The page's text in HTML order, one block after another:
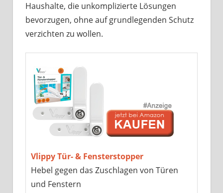
Haushalte, die unkomplizierte Lösungen
bevorzugen, ohne auf grundlegenden Schutz
verzichten zu wollen.
Vlippy Tür- & Fensterstopper
Hebel gegen das Zuschlagen von Türen
und Fenstern